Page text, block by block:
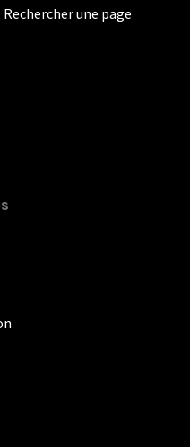
Rechercher une page